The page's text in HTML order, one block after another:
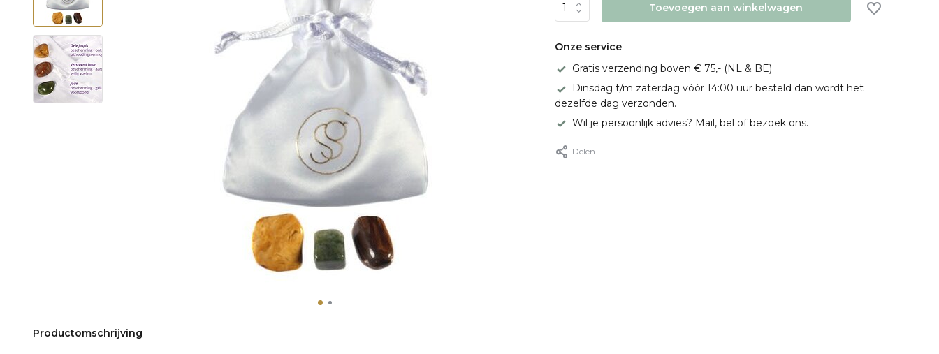
Productomschrijving
Toevoegen aan winkelwagen
Onze service
Gratis verzending boven € 75,- (NL & BE)
Dinsdag t/m zaterdag vóór 14:00 uur besteld dan wordt het
dezelfde dag verzonden.
Wil je persoonlijk advies? Mail, bel of bezoek ons.
Delen